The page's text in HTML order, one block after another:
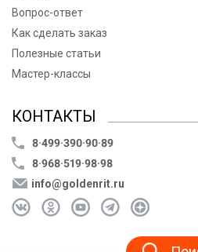
Вопрос-ответ
Как сделать заказ
Полезные статьи
Мастер-классы
КОНТАКТЫ
8·499·390·90·89
8·968·519·98·98
info@goldenrit.ru